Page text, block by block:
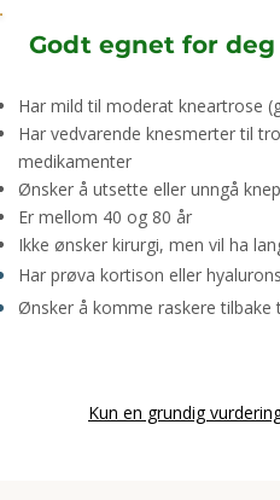
Godt egnet for deg
Har mild til moderat kneartrose
Har vedvarende knesmerter til
medikamenter
Ønsker å utsette eller unngå
Er mellom 40 og 80 år
Ikke ønsker kirurgi, men vil ha
Har prøva kortison eller
Ønsker å komme raskere tilbake
Kun en grundig